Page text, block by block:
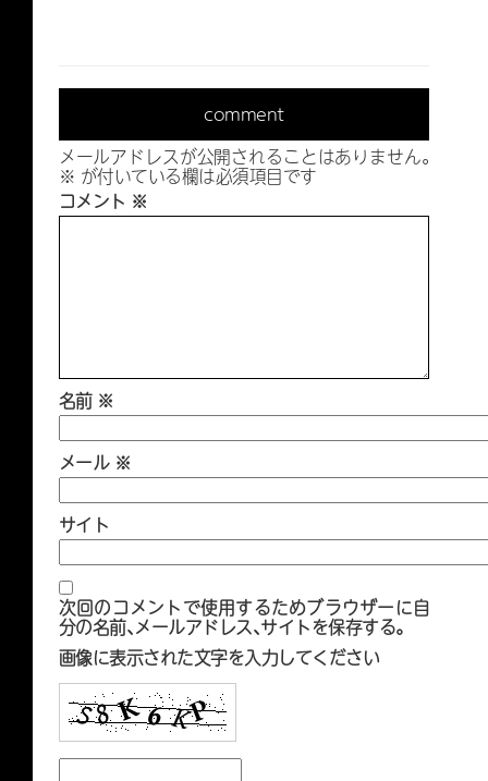
comment
メールアドレスが公開されることはありません。
※ が付いている欄は必須項目です
コメント ※
名前 ※
メール ※
サイト
次回のコメントで使用するためブラウザーに自
分の名前、メールアドレス、サイトを保存する。
画像に表示された文字を入力してください